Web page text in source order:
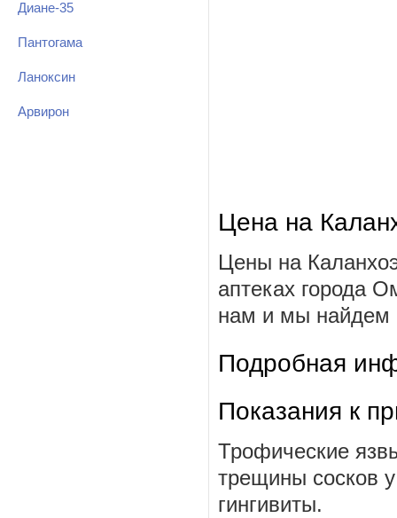
Диане-35
Пантогама
Ланоксин
Арвирон
Цена на
Цены на
аптеках города
нам и мы найдем
Подробная
Показания к
Трофические
трещины сосков
гингивиты.